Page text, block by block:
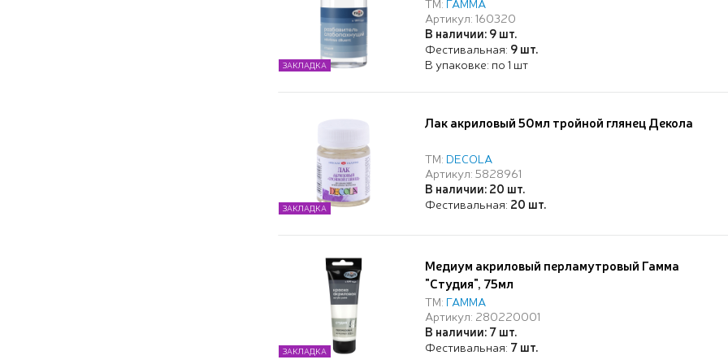
Артикул: 160320
В наличии: 9 шт.
Фестивальная: 9 шт.
В упаковке: по 1 шт
ЗАКЛАДКА
Лак акриловый 50мл тройной глянец Декола
ТМ: DECOLA
Артикул: 5828961
В наличии: 20 шт.
Фестивальная: 20 шт.
ЗАКЛАДКА
Медиум акриловый перламутровый Гамма
"Студия", 75мл
ТМ: ГАММА
Артикул: 280220001
В наличии: 7 шт.
Фестивальная: 7 шт.
ЗАКЛАДКА